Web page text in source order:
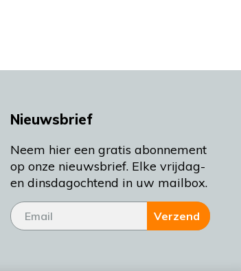
Nieuwsbrief
Neem hier een gratis abonnement
op onze nieuwsbrief. Elke vrijdag-
en dinsdagochtend in uw mailbox.
Verzend